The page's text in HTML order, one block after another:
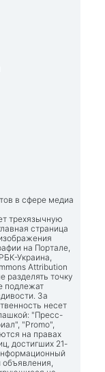
в сфере медиа
трехязычную
страница
на Портале,
Украина,
Attribution
разделять точку
подлежат
За
несет
"Пресс-
"Promo",
на правах
достигших 21-